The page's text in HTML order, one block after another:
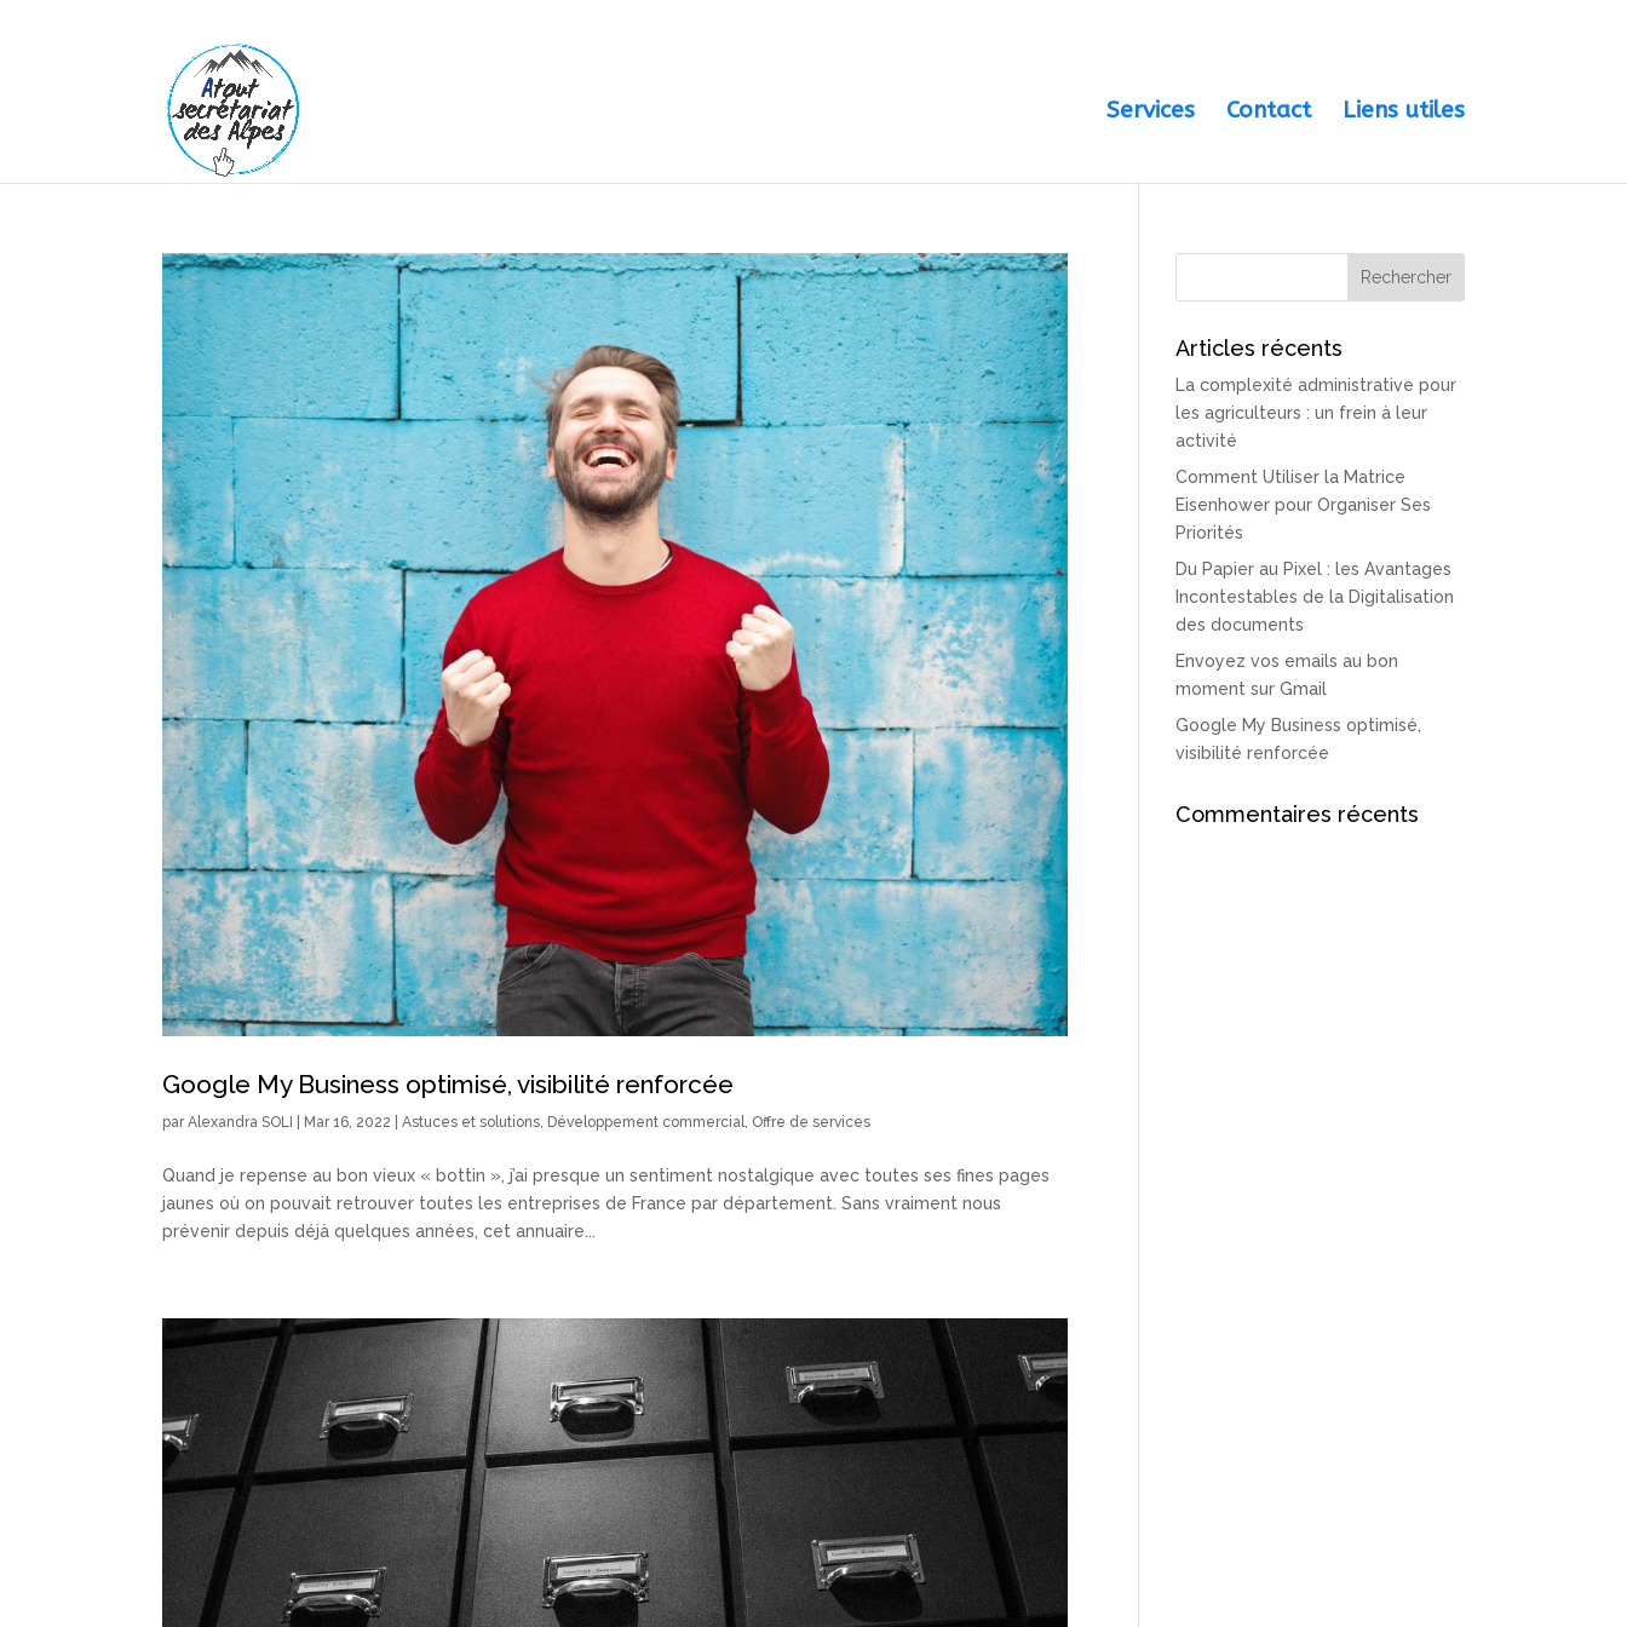
Services Contact Liens utiles
Google My Business optimisé, visibilité renforcée
parAlexandra SOLI Mar 16, 2022 |Astuces et solutions Développement commercial Offre de services
Quand je repense au bon vieux « bottin », j’ai presque un sentiment nostalgique avec toutes ses fines pages
jaunes où on pouvait retrouver toutes les entreprises de France par département. Sans vraiment nous
prévenir depuis déjà quelques années, cet annuaire...
Articles récents
La complexité administrative pour
les agriculteurs : un frein à leur
activité
Comment Utiliser la Matrice
Eisenhower pour Organiser Ses
Priorités
Du Papier au Pixel : les Avantages
Incontestables de la Digitalisation
des documents
Envoyez vos emails au bon
moment sur Gmail
Google My Business optimisé,
visibilité renforcée
Commentaires récents